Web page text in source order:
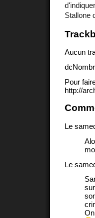
Stallone
Aucun
Pour
http://
Le
Le